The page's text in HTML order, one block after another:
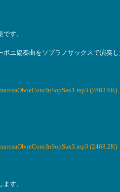
す。
ボエ協奏曲をソプラノサックスで演奏
(2863.6K)
(2468.2K)
す。